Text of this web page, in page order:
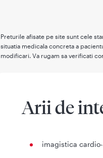
Preturile afisate pe site sunt cele
situatia medicala concreta a
modificari. Va rugam sa verificati
Arii de
imagistica